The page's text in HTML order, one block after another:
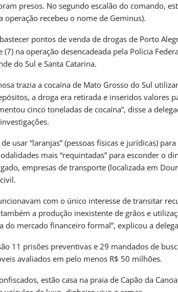
presos. No segundo escalão do comando,
operação recebeu o nome de Geminus).
pontos de venda de drogas de Porto
na operação desencadeada pela Polícia
do Sul e Santa Catarina.
trazia a cocaína de Mato Grosso do Sul
a droga era retirada e inseridos valores
cinco toneladas de cocaína”, disse a
usar “laranjas” (pessoas físicas e jurídicas)
mais “requintadas” para esconder o
empresas de transporte (localizada em
com o único interesse de transitar
a produção inexistente de grãos e
do mercado financeiro formal”, explicou a
11 prisões preventivas e 29 mandados de
avaliados em pelo menos R$ 50 milhões.
estão casa na praia de Capão da
Reinaldo Azambuja Defende Política Nacional
PRIMEIRA HORA ONLINE 2 semanas atrás
MATO GROSSO DO SUL
Frente Fria Avança Sobre Mato Grosso Do Sul
E Provoca…
PRIMEIRA HORA ONLINE 2 semanas atrás